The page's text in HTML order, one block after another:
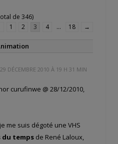
de 346)
1 2 3 4 … 18 →
29 DÉCEMBRE 2010 À 19 H 31 MIN
curufinwe @ 28/12/2010,
me suis dégoté une VHS
du temps de René Laloux,